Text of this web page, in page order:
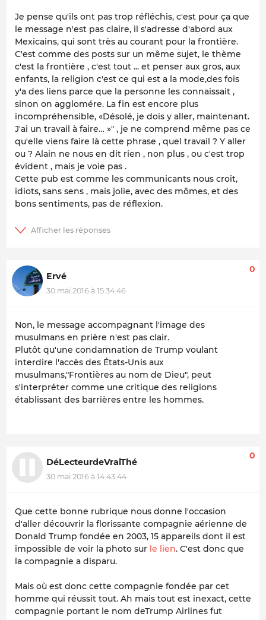
Je pense qu'ils ont pas trop réfléchis, c'est pour ça que
le message n'est pas claire, il s'adresse d'abord aux
Mexicains, qui sont très au courant pour la frontière.
C'est comme des posts sur un même sujet, le thème
c'est la frontière , c'est tout ... et penser aux gros, aux
enfants, la religion c'est ce qui est a la mode,des fois
y'a des liens parce que la personne les connaissait ,
sinon on agglomére. La fin est encore plus
incompréhensible, «Désolé, je dois y aller, maintenant.
J'ai un travail à faire… »" , je ne comprend même pas ce
qu'elle viens faire là cette phrase , quel travail ? Y aller
ou ? Alain ne nous en dit rien , non plus , ou c'est trop
évident , mais je voie pas .
Cette pub est comme les communicants nous croit,
idiots, sans sens , mais jolie, avec des mômes, et des
bons sentiments, pas de réflexion.
Ervé
30 mai 2016 à 15:34:46
0
Non, le message accompagnant l'image des
musulmans en prière n'est pas clair.
Plutôt qu'une condamnation de Trump voulant
interdire l'accès des États-Unis aux
musulmans,"Frontières au nom de Dieu", peut
s'interpréter comme une critique des religions
établissant des barrières entre les hommes.
DéLecteurdeVraiThé
30 mai 2016 à 14:43:44
0
Que cette bonne rubrique nous donne l'occasion
d'aller découvrir la florissante compagnie aérienne de
Donald Trump fondée en 2003, 15 appareils dont il est
impossible de voir la photo sur le lien. C'est donc que
la compagnie a disparu.
Mais où est donc cette compagnie fondée par cet
homme qui réussit tout. Ah mais tout est inexact, cette
compagnie portant le nom deTrump Airlines fut